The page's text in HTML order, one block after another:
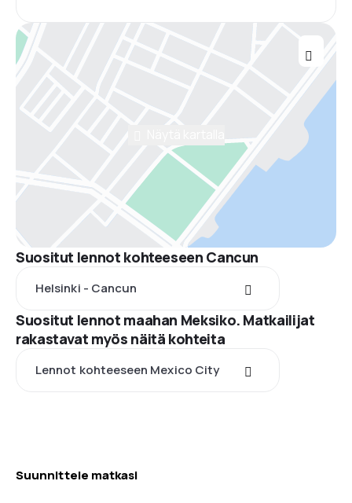
Suositut lennot kohteeseen Cancun
Helsinki - Cancun
Suositut lennot maahan Meksiko. Matkailijat
rakastavat myös näitä kohteita
Lennot kohteeseen Mexico City
Suunnittele matkasi